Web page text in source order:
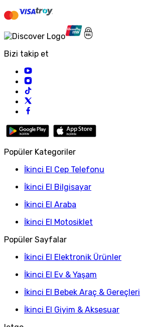
Bizi takip et
Popüler Kategoriler
İkinci El Cep Telefonu
İkinci El Bilgisayar
İkinci El Araba
İkinci El Motosiklet
Popüler Sayfalar
İkinci El Elektronik Ürünler
İkinci El Ev & Yaşam
İkinci El Bebek Araç & Gereçleri
İkinci El Giyim & Aksesuar